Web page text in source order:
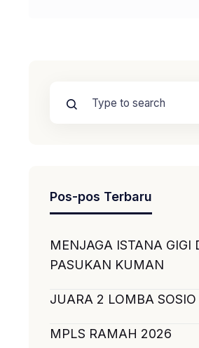
Pos-pos Terbaru
MENJAGA ISTANA GIGI
PASUKAN KUMAN
JUARA 2 LOMBA
MPLS RAMAH 2026